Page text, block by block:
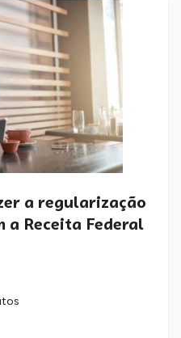
a regularização
a Receita Federal